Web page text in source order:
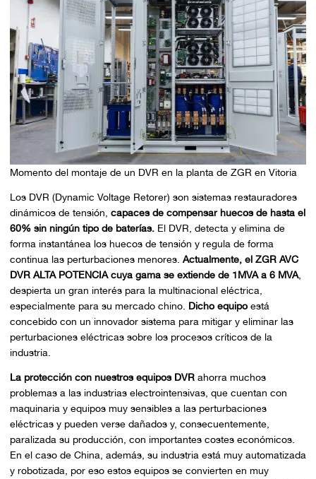
Momento del montaje de un DVR en la planta de ZGR en Vitoria
Los DVR (Dynamic Voltage Retorer) son sistemas restauradores
dinámicos de tensión, capaces de compensar huecos de hasta el
60% sin ningún tipo de baterías.El DVR, detecta y elimina de
forma instantánea los huecos de tensión y regula de forma
continua las perturbaciones menores. Actualmente, el ZGR AVC
DVR ALTA POTENCIA cuya gama se extiende de 1MVA a 6 MVA,
despierta un gran interés para la multinacional eléctrica,
especialmente para su mercado chino. Dicho equipoestá
concebido con un innovador sistema para mitigar y eliminar las
perturbaciones eléctricas sobre los procesos críticos de la
industria.
La protección con nuestros equipos DVRahorra muchos
problemas a las industrias electrointensivas, que cuentan con
maquinaria y equipos muy sensibles a las perturbaciones
eléctricas y pueden verse dañados y, consecuentemente,
paralizada su producción, con importantes costes económicos.
En el caso de China, además, su industria está muy automatizada
y robotizada, por eso estos equipos se convierten en muy